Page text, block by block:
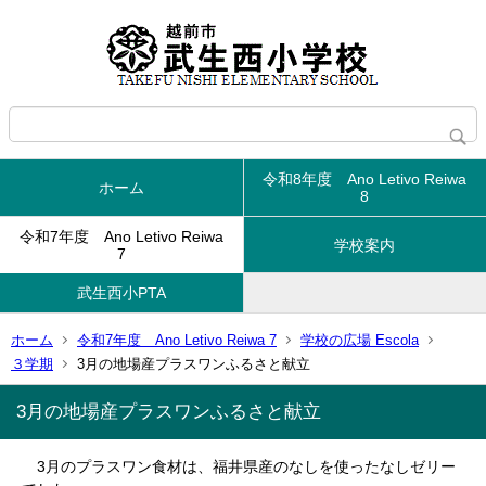
ホーム
令和8年度 Ano Letivo Reiwa
8
令和7年度 Ano Letivo Reiwa
7
学校案内
武生西小PTA
ホーム 令和7年度 Ano Letivo Reiwa 7
学校の広場 Escola
３学期
3月の地場産プラスワンふるさと献立
3月の地場産プラスワンふるさと献立
3月のプラスワン食材は、福井県産のなしを使ったなしゼリー